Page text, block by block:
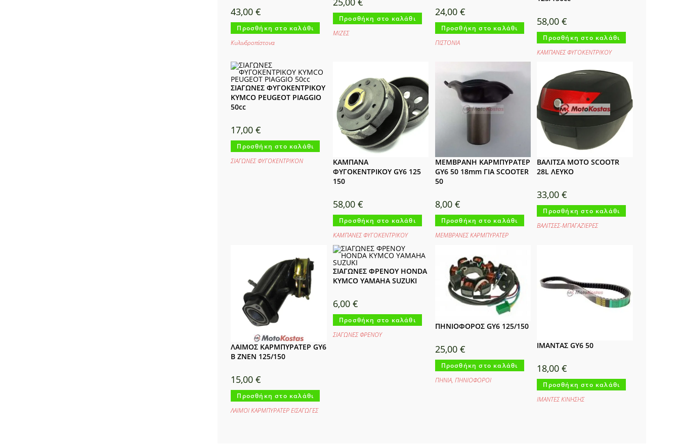
43,00€
Προσθήκη στο καλάθι
Κυλινδροπίστονα
Προσθήκη στο καλάθι
ΜΙΖΕΣ
24,00 €
Προσθήκη στο καλάθι
ΠΙΣΤΟΝΙΑ
58,00€
Προσθήκη στο καλάθι
ΚΑΜΠΑΝΕΣ ΦΥΓΟΚΕΝΤΡΙΚΟΥ
ΣΙΑΓΩΝΕΣ ΦΥΓΟΚΕΝΤΡΙΚΟΥ
KYMCO PEUGEOT PIAGGIO
50cc
17,00€
Προσθήκη στο καλάθι
ΣΙΑΓΩΝΕΣ ΦΥΓΟΚΕΝΤΡΙΚΟΝ
ΚΑΜΠΑΝΑ
ΦΥΓΟΚΕΝΤΡΙΚΟΥ GY6 125
150
58,00€
Προσθήκη στο καλάθι
ΚΑΜΠΑΝΕΣ ΦΥΓΟΚΕΝΤΡΙΚΟΥ
ΜΕΜΒΡΑΝΗ ΚΑΡΜΠΥΡΑΤΕΡ
GY6 50 18mm ΓΙΑ SCOOTER
50
8,00 €
Προσθήκη στο καλάθι
ΜΕΜΒΡΑΝΕΣ ΚΑΡΜΠΥΡΑΤΕΡ
ΒΑΛΙΤΣΑ ΜΟΤΟ SCOOTR
28L ΛΕΥΚΟ
33,00€
Προσθήκη στο καλάθι
ΒΑΛΙΤΣΕΣ-ΜΠΑΓΑΖΙΕΡΕΣ
ΛΑΙΜΟΣ ΚΑΡΜΠΥΡΑΤΕΡ GY6
B ZNEN 125/150
15,00€
Προσθήκη στο καλάθι
ΛΑΙΜΟΙ ΚΑΡΜΠΥΡΑΤΕΡ ΕΙΣΑΓΩΓΕΣ
ΣΙΑΓΩΝΕΣ ΦΡΕΝΟΥ HONDA
KYMCO YAMAHA SUZUKI
6,00€
Προσθήκη στο καλάθι
ΣΙΑΓΩΝΕΣ ΦΡΕΝΟΥ
ΠΗΝΙΟΦΟΡΟΣ GY6 125/150
25,00 €
Προσθήκη στο καλάθι
ΠΗΝΙΑ, ΠΗΝΙΟΦΟΡΟΙ
ΙΜΑΝΤΑΣ GY6 50
18,00€
Προσθήκη στο καλάθι
ΙΜΑΝΤΕΣ ΚΙΝΗΣΗΣ